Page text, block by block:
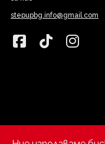
stepupbg.info@gmail.com